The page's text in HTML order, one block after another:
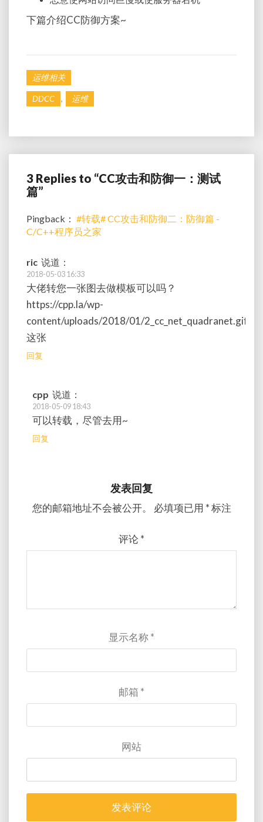
下篇介绍CC防御方案~
运维相关
DDCC , 运维
3 Replies to “CC攻击和防御一：测试
篇”
Pingback： #转载# CC攻击和防御二：防御篇 -
C/C++程序员之家
ric 说道：
2018-05-03 16:33
大佬转您一张图去做模板可以吗？
https://cpp.la/wp-
content/uploads/2018/01/2_cc_net_quadranet.gif
这张
回复
cpp 说道：
2018-05-09 18:43
可以转载，尽管去用~
回复
发表回复
您的邮箱地址不会被公开。 必填项已用 *标注
评论 *
显示名称*
邮箱 *
网站